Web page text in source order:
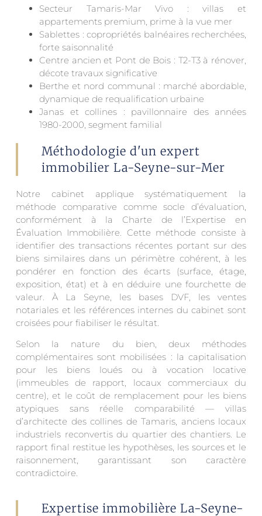
Secteur Tamaris-Mar Vivo : villas et
appartements premium, prime à la vue mer
Sablettes : copropriétés balnéaires recherchées,
forte saisonnalité
Centre ancien et Pont de Bois : T2-T3 à rénover,
décote travaux significative
Berthe et nord communal : marché abordable,
dynamique de requalification urbaine
Janas et collines : pavillonnaire des années
1980-2000, segment familial
Méthodologie d'un expert
immobilier La-Seyne-sur-Mer
Notre cabinet applique systématiquement la
méthode comparative comme socle d’évaluation,
conformément à la Charte de l’Expertise en
Évaluation Immobilière. Cette méthode consiste à
identifier des transactions récentes portant sur des
biens similaires dans un périmètre cohérent, à les
pondérer en fonction des écarts (surface, étage,
exposition, état) et à en déduire une fourchette de
valeur. À La Seyne, les bases DVF, les ventes
notariales et les références internes du cabinet sont
croisées pour fiabiliser le résultat.
Selon la nature du bien, deux méthodes
complémentaires sont mobilisées : la capitalisation
pour les biens loués ou à vocation locative
(immeubles de rapport, locaux commerciaux du
centre), et le coût de remplacement pour les biens
atypiques sans réelle comparabilité — villas
d’architecte des collines de Tamaris, anciens locaux
industriels reconvertis du quartier des chantiers. Le
rapport final restitue les hypothèses, les sources et le
raisonnement, garantissant son caractère
contradictoire.
Expertise immobilière La-Seyne-